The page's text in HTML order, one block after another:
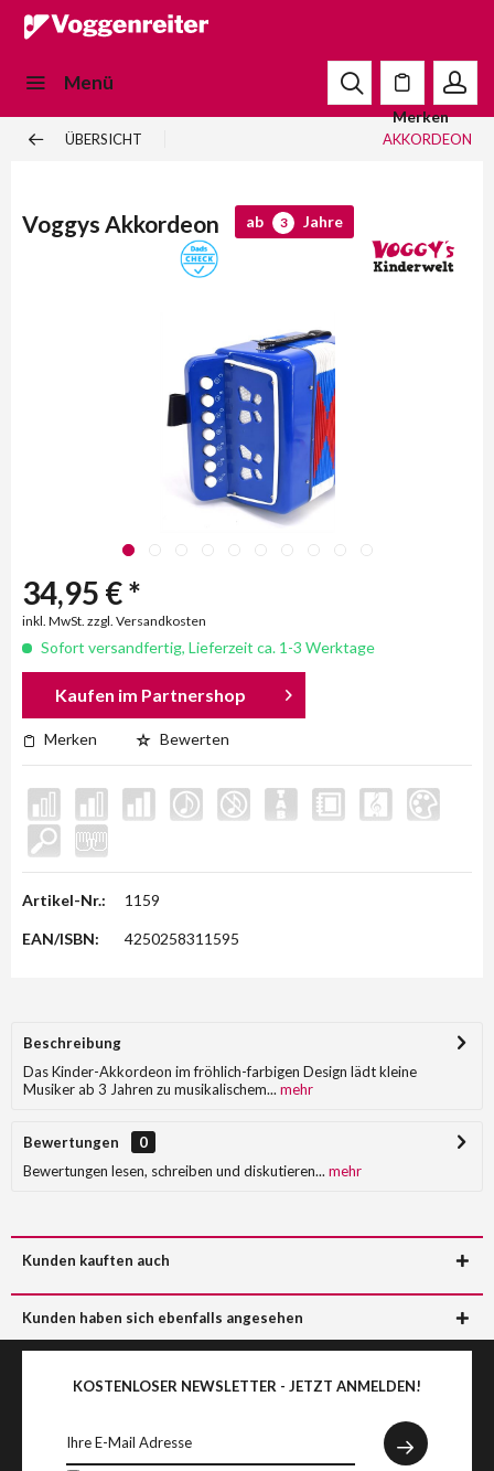
Menü
Merken
ÜBERSICHT AKKORDEON
Voggys Akkordeon ab 3 Jahre
34,95 € *
inkl. MwSt. zzgl. Versandkosten
Sofort versandfertig, Lieferzeit ca. 1-3 Werktage
Kaufen im Partnershop
Merken Bewerten
Artikel-Nr.: 1159
EAN/ISBN: 4250258311595
Beschreibung
Das Kinder-Akkordeon im fröhlich-farbigen Design lädt kleine
Musiker ab 3 Jahren zu musikalischem... mehr
Bewertungen
0
Bewertungen lesen, schreiben und diskutieren... mehr
Kunden kauften auch
Kunden haben sich ebenfalls angesehen
KOSTENLOSER NEWSLETTER - JETZT ANMELDEN!